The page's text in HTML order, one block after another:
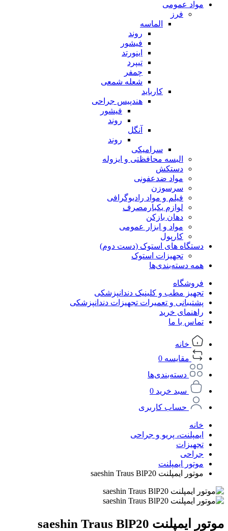
مواد عمومی
فرز
الماسه
روند
فیشور
اینورتد
تیپرد
چمفر
شعله شمعی
کارباید
هندپیس جراحی
فیشور
روند
آنگل
روند
سرامیکی
البسه محافظتی و ایزوله
دستکش
مواد ضدعفونی
سرسوزن
فیلم و مواد رادیوگرافی
لوازم یکبارمصرف
دهان بازکن
مواد و ابزار عمومی
کارپول
دستگاه های استوک (دست دوم)
تجهیزات استوک
همه دسته‌بندی‌ها
فروشگاه
تجهیز مطب و کلینیک دندانپزشکی
پشتیبانی و تعمیرات تجهیزات دندانپزشکی
راهنمای خرید
تماس با ما
خانه
مقایسه 0
دسته‌بندی‌ها
سبد خرید 0
حساب کاربری
خانه
ایمپلنت، پریو و جراحی
تجهیزات
جراحی
موتور ایمپلنت
موتور ایمپلنت saeshin Traus BlP20
موتور ایمپلنت saeshin Traus BlP20